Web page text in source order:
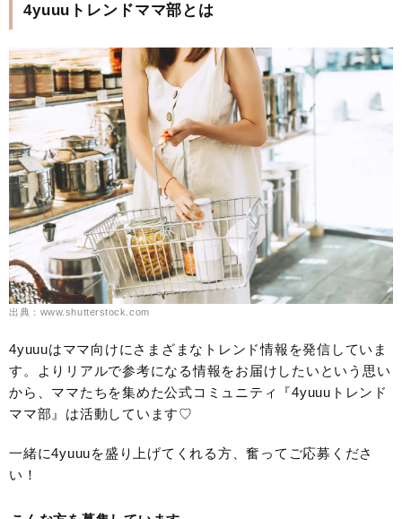
4yuuuトレンドママ部とは
出典：www.shutterstock.com
4yuuuはママ向けにさまざまなトレンド情報を発信していま
す。よりリアルで参考になる情報をお届けしたいという思い
から、ママたちを集めた公式コミュニティ『4yuuuトレンド
ママ部』は活動しています♡
一緒に4yuuuを盛り上げてくれる方、奮ってご応募くださ
い！